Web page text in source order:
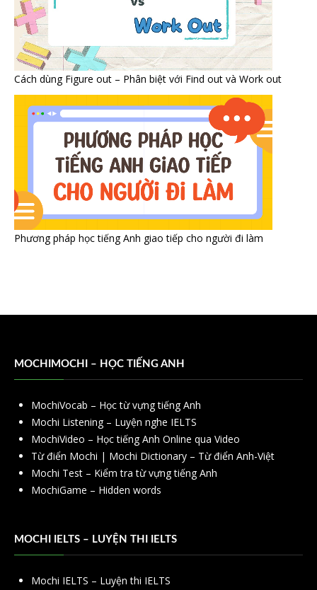
Cách dùng Figure out – Phân biệt với Find out và Work out
Phương pháp học tiếng Anh giao tiếp cho người đi làm
MOCHIMOCHI – HỌC TIẾNG ANH
MochiVocab – Học từ vựng tiếng Anh
Mochi Listening – Luyện nghe IELTS
MochiVideo – Học tiếng Anh Online qua Video
Từ điển Mochi | Mochi Dictionary – Từ điển Anh-Việt
Mochi Test – Kiểm tra từ vựng tiếng Anh
MochiGame – Hidden words
MOCHI IELTS – LUYỆN THI IELTS
Mochi IELTS – Luyện thi IELTS